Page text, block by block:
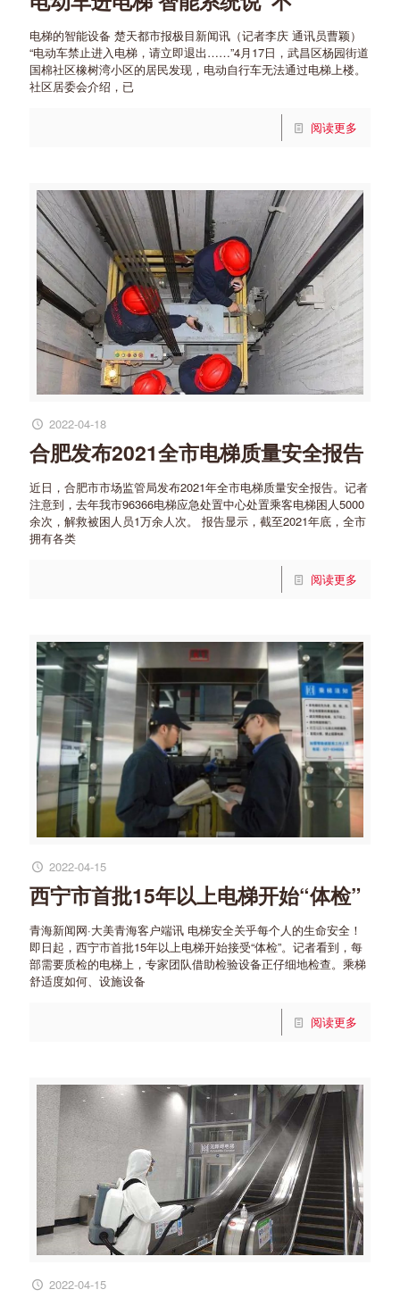
电梯的智能设备 楚天都市报极目新闻讯（记者李庆 通讯员曹颖）
“电动车禁止进入电梯，请立即退出……”4月17日，武昌区杨园街道
国棉社区橡树湾小区的居民发现，电动自行车无法通过电梯上楼。
社区居委会介绍，已
阅读更多
2022-04-18
合肥发布2021全市电梯质量安全报告
近日，合肥市市场监管局发布2021年全市电梯质量安全报告。记者
注意到，去年我市96366电梯应急处置中心处置乘客电梯困人5000
余次，解救被困人员1万余人次。 报告显示，截至2021年底，全市
拥有各类
阅读更多
2022-04-15
西宁市首批15年以上电梯开始“体检”
青海新闻网·大美青海客户端讯 电梯安全关乎每个人的生命安全！
即日起，西宁市首批15年以上电梯开始接受“体检”。记者看到，每
部需要质检的电梯上，专家团队借助检验设备正仔细地检查。乘梯
舒适度如何、设施设备
阅读更多
2022-04-15